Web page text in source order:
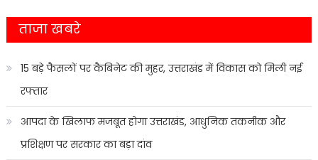
ताजा खबरे
15 बड़े फैसलों पर कैबिनेट की मुहर, उत्तराखंड में विकास को मिली नई
रफ्तार
आपदा के खिलाफ मजबूत होगा उत्तराखंड, आधुनिक तकनीक और
प्रशिक्षण पर सरकार का बड़ा दांव